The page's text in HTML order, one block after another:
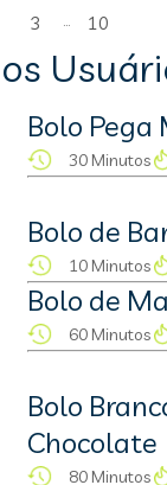
3 ... 10
Bolo
30 Minutos
Bolo de
10 Minutos
Bolo de
60 Minutos
Bolo
Chocolate
80 Minutos